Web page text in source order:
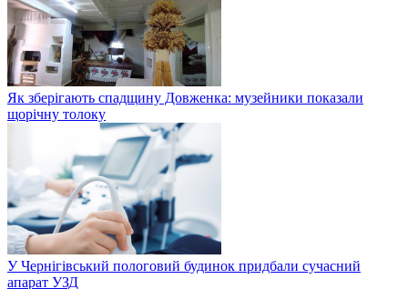
Як зберігають спадщину Довженка: музейники показали
щорічну толоку
У Чернігівський пологовий будинок придбали сучасний
апарат УЗД